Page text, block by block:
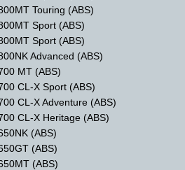
Touring (ABS)
Sport (ABS)
Sport (ABS)
Advanced (ABS)
MT (ABS)
CL-X Sport (ABS)
CL-X Adventure (ABS)
CL-X Heritage (ABS)
(ABS)
(ABS)
(ABS)